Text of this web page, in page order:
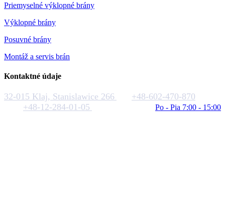
Priemyselné výklopné brány
Výklopné brány
Posuvné brány
Montáž a servis brán
Kontaktné údaje
32-015 Klaj, Stanislawice 266
+48-602-470-870
+48-12-284-01-05
Po - Pia 7:00 - 15:00